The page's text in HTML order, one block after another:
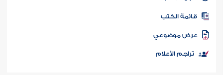
المكتبة
الكتب
موضوعي